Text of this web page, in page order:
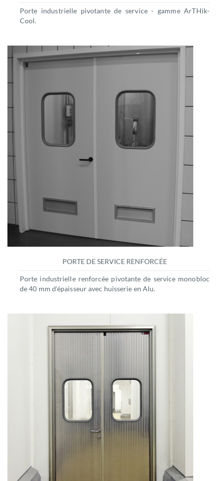
Porte industrielle pivotante de service - gamme ArTHik-
Cool.
PORTE DE SERVICE RENFORCÉE
Porte industrielle renforcée pivotante de service monobloc
de 40 mm d'épaisseur avec huisserie en Alu.